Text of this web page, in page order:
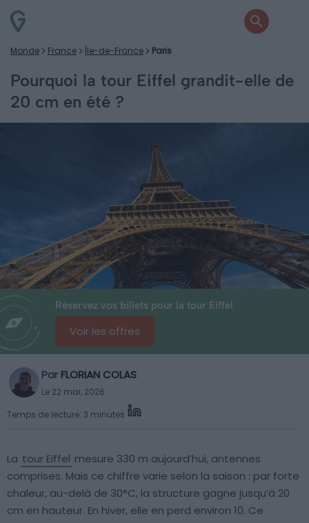
Monde France Île-de-France Paris
Pourquoi la tour Eiffel grandit-elle de
20 cm en été ?
Réservez vos billets pour la tour Eiffel
Voir les offres
Par FLORIAN COLAS
Le 22 mai, 2026
Temps de lecture: 3 minutes
La tour Eiffel mesure 330 m aujourd’hui, antennes
comprises. Mais ce chiffre varie selon la saison : par forte
chaleur, au-delà de 30°C, la structure gagne jusqu’à 20
cm en hauteur. En hiver, elle en perd environ 10. Ce